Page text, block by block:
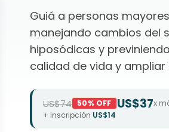
Guiá a personas
manejando cambios del
hiposódicas y
calidad de vida y
US$74 50% OFF US$37x
+ inscripción US$14